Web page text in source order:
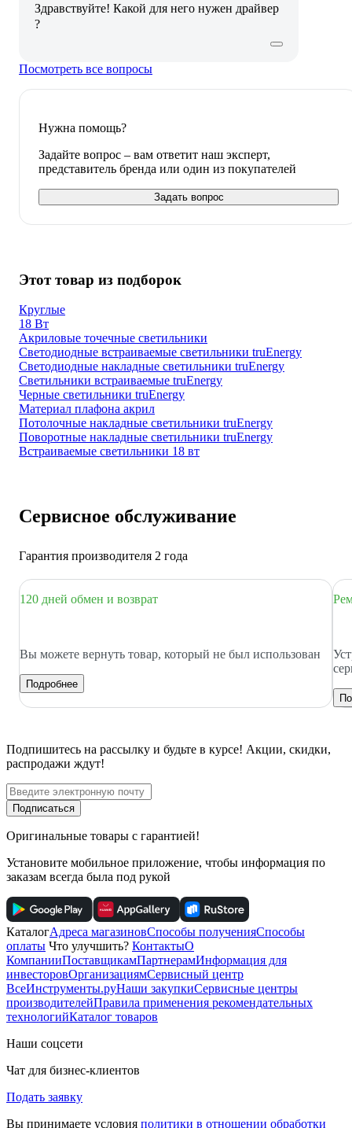
Здравствуйте! Какой для него нужен драйвер
?
Посмотреть все вопросы
Нужна помощь?
Задайте вопрос – вам ответит наш эксперт,
представитель бренда или один из покупателей
Задать вопрос
Этот товар из подборок
Круглые
18 Вт
Акриловые точечные светильники
Светодиодные встраиваемые светильники truEnergy
Светодиодные накладные светильники truEnergy
Светильники встраиваемые truEnergy
Черные светильники truEnergy
Материал плафона акрил
Потолочные накладные светильники truEnergy
Поворотные накладные светильники truEnergy
Встраиваемые светильники 18 вт
Сервисное обслуживание
Гарантия производителя 2 года
120 дней обмен и возврат
Вы можете вернуть товар, который не был использован
Подробнее
Подпишитесь на рассылку и будьте в курсе! Акции, скидки,
распродажи ждут!
Подписаться
Оригинальные товары с гарантией!
Установите мобильное приложение, чтобы информация по
заказам всегда была под рукой
КаталогАдреса магазиновСпособы полученияСпособы
оплаты Что улучшить? КонтактыО
КомпанииПоставщикамПартнерамИнформация для
инвесторовОрганизациямСервисный центр
ВсеИнструменты.руНаши закупкиСервисные центры
производителейПравила применения рекомендательных
технологийКаталог товаров
Наши соцсети
Чат для бизнес-клиентов
Подать заявку
Вы принимаете условия политики в отношении обработки